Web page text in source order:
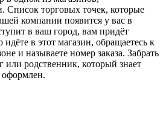
Список торговых точек, которые
компании появится у вас в
в ваш город, вам придёт
в этот магазин, обращаетесь к
и называете номер заказа. Забрать
родственник, который знает